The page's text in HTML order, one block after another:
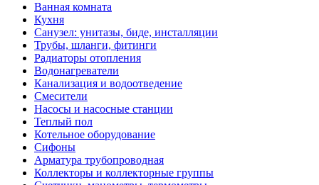
Ванная комната
Кухня
Санузел: унитазы, биде, инсталляции
Трубы, шланги, фитинги
Радиаторы отопления
Водонагреватели
Канализация и водоотведение
Смесители
Насосы и насосные станции
Теплый пол
Котельное оборудование
Сифоны
Арматура трубопроводная
Коллекторы и коллекторные группы